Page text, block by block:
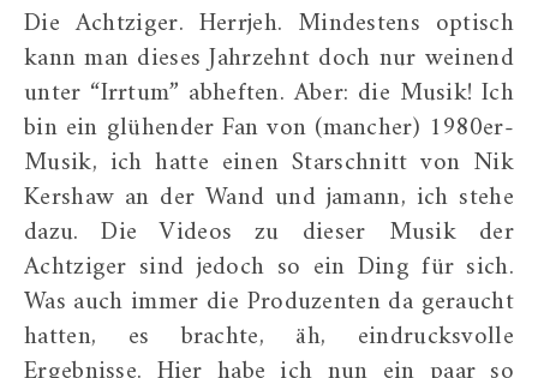
Die Achtziger. Herrjeh. Mindestens optisch
kann man dieses Jahrzehnt doch nur weinend
unter “Irrtum” abheften. Aber: die Musik! Ich
bin ein glühender Fan von (mancher) 1980er-
Musik, ich hatte einen Starschnitt von Nik
Kershaw an der Wand und jamann, ich stehe
dazu. Die Videos zu dieser Musik der
Achtziger sind jedoch so ein Ding für sich.
Was auch immer die Produzenten da geraucht
hatten, es brachte, äh, eindrucksvolle